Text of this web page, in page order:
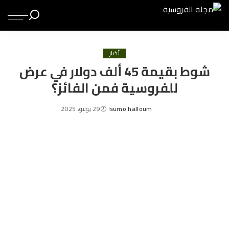
أخبار
شوط بقيمة 45 ألف دولار في عرض
للفروسية فمن الفائز؟
Posted
sumo halloum 29 يونيو، 2025